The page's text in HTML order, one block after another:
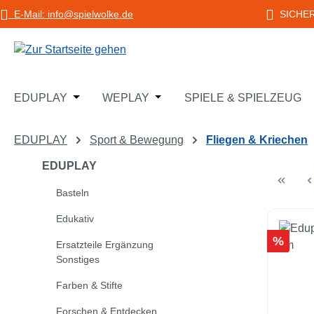
Hauptinhalt springen
Zur Suche springen
Zur Hauptnavigation springen
E-Mail: info@spielwolke.de
EDUPLAY Öffne oder Schließe das Dropdown der
WEPLAY Öffne oder Schließe das
SPIELE & SPIELZEUG
EDUPLAY Sport & Bewegung Fliegen & Kriechen
EDUPLAY
Basteln
Edukativ
Ersatzteile Ergänzung
Sonstiges
Farben & Stifte
Forschen & Entdecken
Rabatt
%